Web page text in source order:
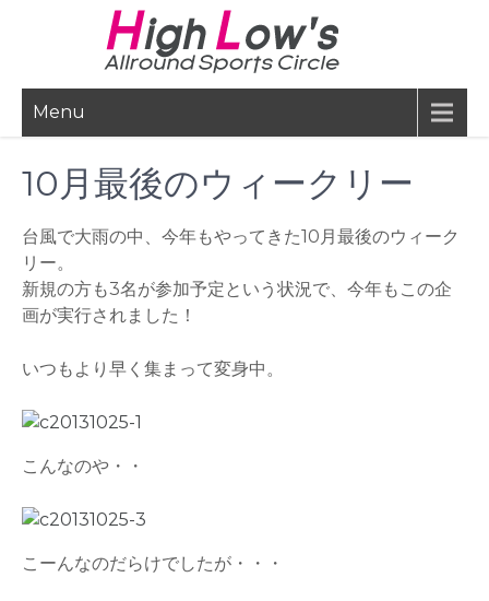
Menu
10月最後のウィークリー
台風で大雨の中、今年もやってきた10月最後のウィーク
リー。
新規の方も3名が参加予定という状況で、今年もこの企
画が実行されました！
いつもより早く集まって変身中。
こんなのや・・
こーんなのだらけでしたが・・・